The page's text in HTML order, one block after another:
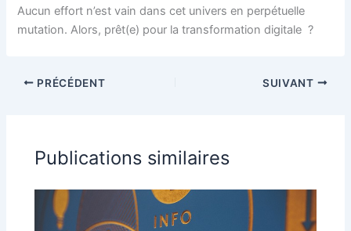
Aucun effort n’est vain dans cet univers en perpétuelle
mutation. Alors, prêt(e) pour la transformation digitale ?
PRÉCÉDENT SUIVANT
Publications similaires